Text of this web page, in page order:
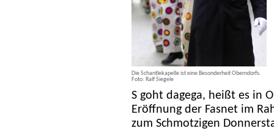
Die Schantlekapelle ist eine Besonderheit Oberndorfs.
Foto: Ralf Siegele
S goht dagega, heißt es in
Eröffnung der Fasnet im
zum Schmotzigen